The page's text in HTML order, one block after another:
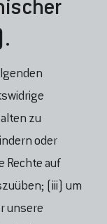
zu
oder
Rechte auf
(iii) um
unsere